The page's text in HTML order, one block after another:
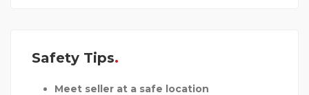
Safety Tips
Meet seller at a safe location